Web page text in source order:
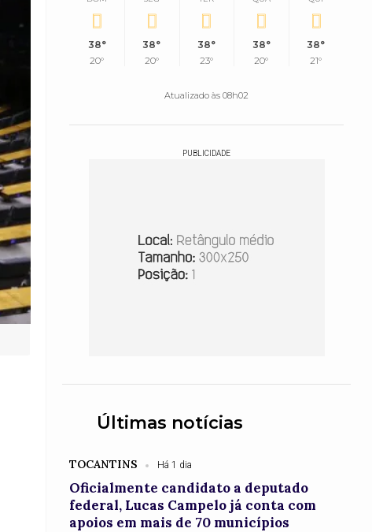
38°
20°
38°
20°
38°
23°
38°
20°
38°
21°
Atualizado às 08h02
PUBLICIDADE
Últimas notícias
TOCANTINS Há 1 dia
Oficialmente candidato a deputado
federal, Lucas Campelo já conta com
apoios em mais de 70 municípios